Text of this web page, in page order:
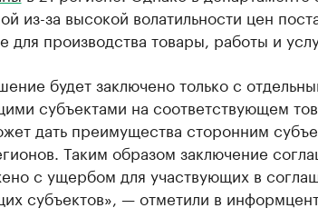
из-за высокой волатильности цен
для производства товары, работы и
будет заключено только с
субъектами на соответствующем
дать преимущества сторонним
Таким образом заключение
с ущербом для участвующих в
субъектов», — отметили в